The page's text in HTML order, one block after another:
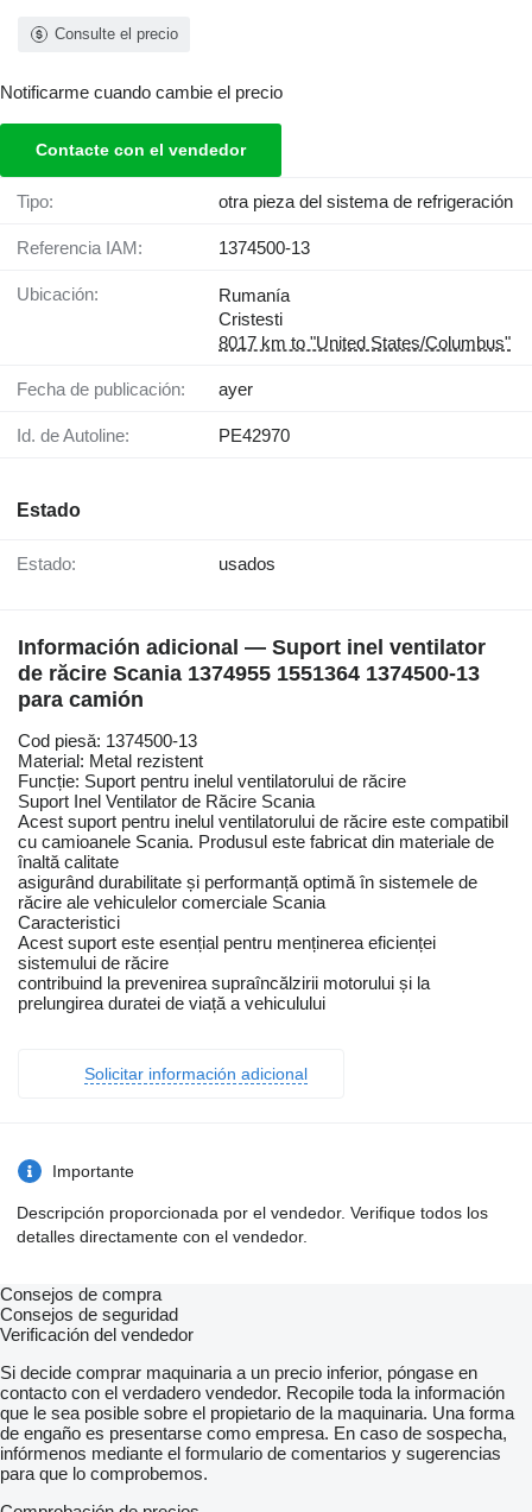
Consulte el precio
Notificarme cuando cambie el precio
Contacte con el vendedor
Tipo: otra pieza del sistema de refrigeración
Referencia IAM: 1374500-13
Ubicación:
Rumanía
Cristesti
8017 km to "United States/Columbus"
Fecha de publicación: ayer
Id. de Autoline: PE42970
Estado
Estado: usados
Información adicional — Suport inel ventilator
de răcire Scania 1374955 1551364 1374500-13
para camión
Cod piesă: 1374500-13
Material: Metal rezistent
Funcție: Suport pentru inelul ventilatorului de răcire
Suport Inel Ventilator de Răcire Scania
Acest suport pentru inelul ventilatorului de răcire este compatibil
cu camioanele Scania. Produsul este fabricat din materiale de
înaltă calitate
asigurând durabilitate și performanță optimă în sistemele de
răcire ale vehiculelor comerciale Scania
Caracteristici
Acest suport este esențial pentru menținerea eficienței
sistemului de răcire
contribuind la prevenirea supraîncălzirii motorului și la
prelungirea duratei de viață a vehiculului
Solicitar información adicional
Importante
Descripción proporcionada por el vendedor. Verifique todos los
detalles directamente con el vendedor.
Consejos de compra
Consejos de seguridad
Verificación del vendedor
Si decide comprar maquinaria a un precio inferior, póngase en
contacto con el verdadero vendedor. Recopile toda la información
que le sea posible sobre el propietario de la maquinaria. Una forma
de engaño es presentarse como empresa. En caso de sospecha,
infórmenos mediante el formulario de comentarios y sugerencias
para que lo comprobemos.